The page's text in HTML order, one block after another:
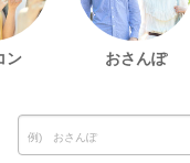
ン おさんぽ